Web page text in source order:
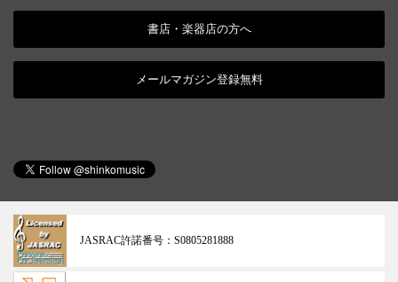
書店・楽器店の方へ
メールマガジン登録無料
JASRAC許諾番号： S0805281888